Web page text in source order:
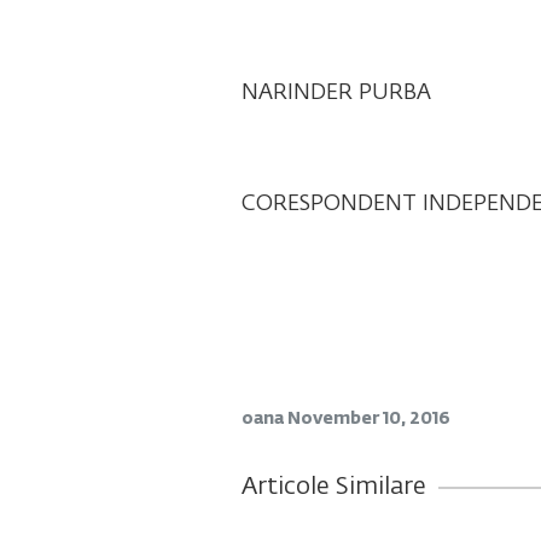
NARINDER PURBA
CORESPONDENT
oana November 10, 2016
Articole Similare